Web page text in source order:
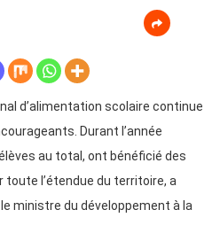
d’alimentation scolaire continue
Durant l’année
au total, ont bénéficié des
l’étendue du territoire, a
ministre du développement à la